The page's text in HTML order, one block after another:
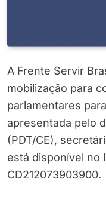
A Frente Servir
mobilização para
parlamentares
apresentada pelo
(PDT/CE),
está disponível no
CD212073903900.